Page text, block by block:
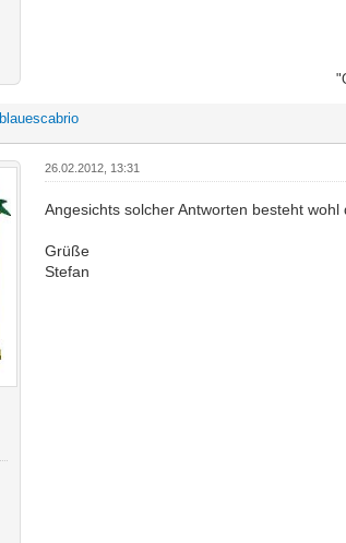
blauescabrio
26.02.2012, 13:31
Angesichts solcher Antworten besteht wohl
Grüße
Stefan